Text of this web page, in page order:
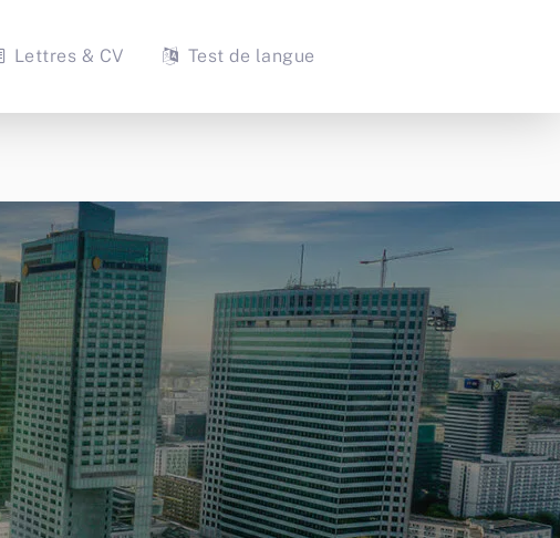
Lettres & CV Test de langue